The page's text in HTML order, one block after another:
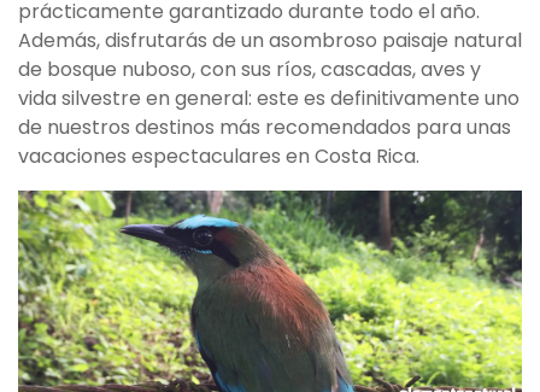
prácticamente garantizado durante todo el año.
Además, disfrutarás de un asombroso paisaje natural
de bosque nuboso, con sus ríos, cascadas, aves y
vida silvestre en general: este es definitivamente uno
de nuestros destinos más recomendados para unas
vacaciones espectaculares en Costa Rica.